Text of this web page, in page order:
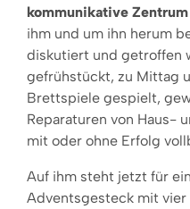
kommunikative
ihm und um ihn herum
diskutiert und getroffen
gefrühstückt, zu Mittag
Brettspiele gespielt,
Reparaturen von Haus-
mit oder ohne Erfolg
Auf ihm steht jetzt für
Adventsge­steck mit